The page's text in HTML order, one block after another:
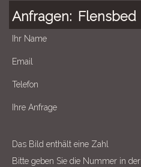
Anfragen: Flensbed
Ihr Name
Email
Telefon
Ihre Anfrage
Das Bild enthält eine Zahl
Bitte geben Sie die Nummer in der